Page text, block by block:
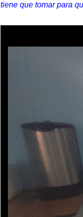
tiene que tomar para